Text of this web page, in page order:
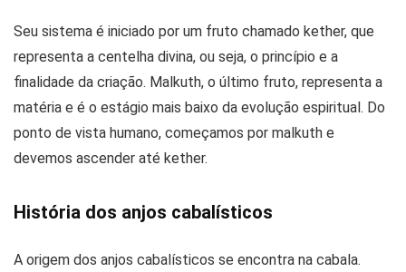
Seu sistema é iniciado por um fruto chamado kether, que
representa a centelha divina, ou seja, o princípio e a
finalidade da criação. Malkuth, o último fruto, representa a
matéria e é o estágio mais baixo da evolução espiritual. Do
ponto de vista humano, começamos por malkuth e
devemos ascender até kether.
História dos anjos cabalísticos
A origem dos anjos cabalísticos se encontra na cabala.